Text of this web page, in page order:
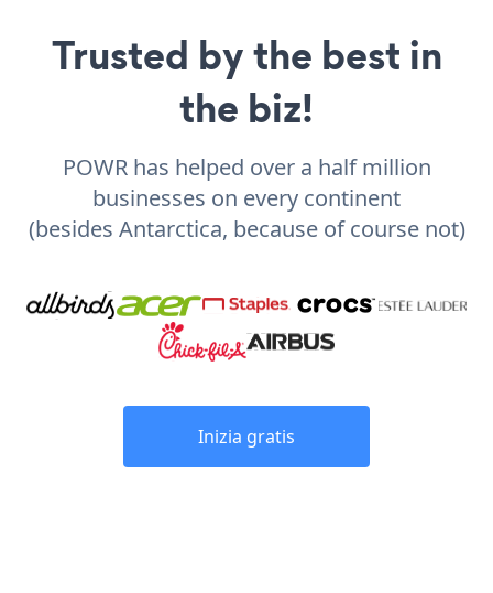
Trusted by the best in
the biz!
POWR has helped over a half million
businesses on every continent
(besides Antarctica, because of course not)
Inizia gratis